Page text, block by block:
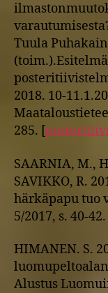
Tuula
2018. 10-
285. [
SAARNIA, M.,
SAVIKKO, R.
härkäpapu tuo
5/2017, s. 40-
HIMANEN. S.
Alustus